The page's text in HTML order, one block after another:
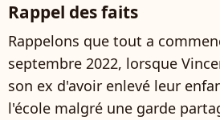
Rappel des faits
Rappelons que tout a
septembre 2022, lorsque
son ex d'avoir enlevé leur
l'école malgré une garde